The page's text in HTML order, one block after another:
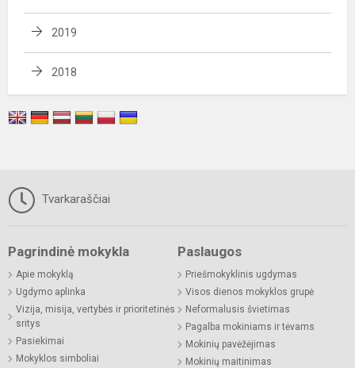
2019
2018
Tvarkaraščiai
Pagrindinė mokykla
Apie mokyklą
Ugdymo aplinka
Vizija, misija, vertybės ir prioritetinės
sritys
Pasiekimai
Mokyklos simboliai
Paslaugos
Priešmokyklinis ugdymas
Visos dienos mokyklos grupė
Neformalusis švietimas
Pagalba mokiniams ir tėvams
Mokinių pavėžėjimas
Mokinių maitinimas